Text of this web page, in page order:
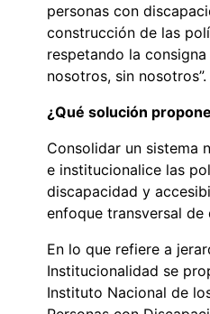
personas con
construcción de las
respetando la consigna
nosotros, sin nosotros”.
¿Qué solución
Consolidar un sistema
e institucionalice las
discapacidad y
enfoque transversal de
En lo que refiere a
Institucionalidad se
Instituto Nacional de